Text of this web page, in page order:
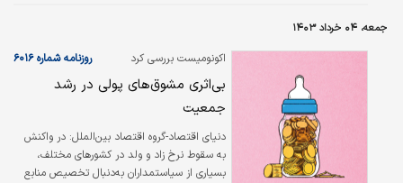
بهبود شرایط اقتصادی و رشد درآمد خانوارها، افزایش اشتغال‌زایی و ایجاد شغل
پایدار و نوع بیمه‌های حمایتی بر تغییرات جمعیتی اثرگذار است. این گزارش تاکید
می‌کند که سیاست‌های جمعیتی باید با سیاست‌های فرهنگی و اقتصادی همسو
جمعه، ۰۴ خرداد ۱۴۰۳
اکونومیست بررسی کرد روزنامه شماره ۶۰۱۶
بی‌اثری مشوق‌های پولی در رشد
جمعیت
دنیای اقتصاد-گروه اقتصاد بین‌الملل: در واکنش
به سقوط نرخ زاد و ولد در کشورهای مختلف،
بسیاری از سیاستمداران به‌دنبال تخصیص منابع